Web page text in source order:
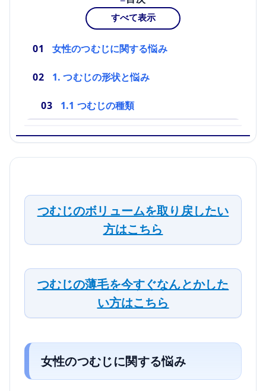
すべて表示
女性のつむじに関する悩み
1. つむじの形状と悩み
1.1 つむじの種類
つむじのボリュームを取り戻したい
方はこちら
つむじの薄毛を今すぐなんとかした
い方はこちら
女性のつむじに関する悩み